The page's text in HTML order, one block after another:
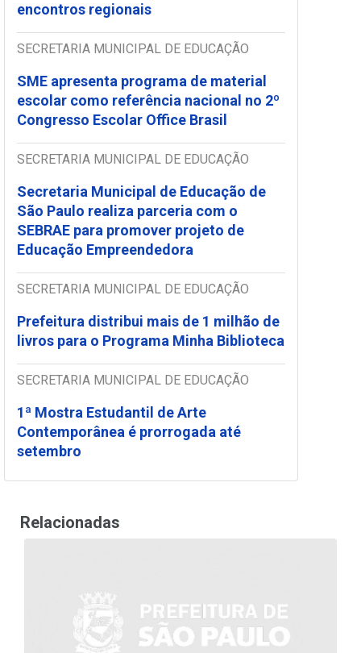
encontros regionais
SECRETARIA MUNICIPAL DE EDUCAÇÃO
SME apresenta programa de material
escolar como referência nacional no 2º
Congresso Escolar Office Brasil
SECRETARIA MUNICIPAL DE EDUCAÇÃO
Secretaria Municipal de Educação de
São Paulo realiza parceria com o
SEBRAE para promover projeto de
Educação Empreendedora
SECRETARIA MUNICIPAL DE EDUCAÇÃO
Prefeitura distribui mais de 1 milhão de
livros para o Programa Minha Biblioteca
SECRETARIA MUNICIPAL DE EDUCAÇÃO
1ª Mostra Estudantil de Arte
Contemporânea é prorrogada até
setembro
Relacionadas